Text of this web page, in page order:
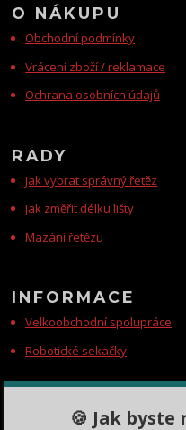
O NÁKUPU
Obchodní podmínky
Vrácení zboží / reklamace
Ochrana osobních údajů
RADY
Jak vybrat správný řetěz
Jak změřit délku lišty
Mazání řetězu
INFORMACE
Velkoobchodní spolupráce
Robotické sekačky
KONTAKTY🍪 Jak byste